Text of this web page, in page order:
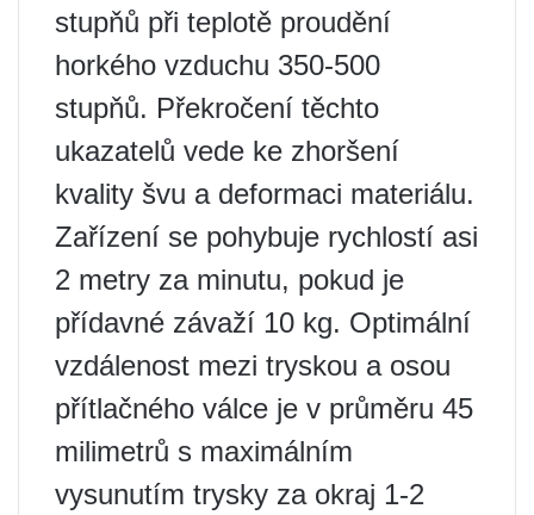
stupňů při teplotě proudění
horkého vzduchu 350-500
stupňů. Překročení těchto
ukazatelů vede ke zhoršení
kvality švu a deformaci materiálu.
Zařízení se pohybuje rychlostí asi
2 metry za minutu, pokud je
přídavné závaží 10 kg. Optimální
vzdálenost mezi tryskou a osou
přítlačného válce je v průměru 45
milimetrů s maximálním
vysunutím trysky za okraj 1-2